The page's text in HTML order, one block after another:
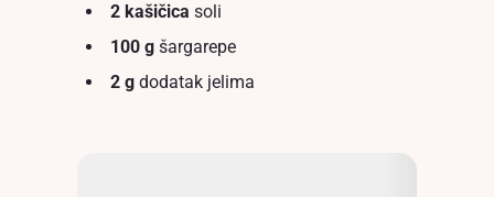
2 kašičica soli
100 g šargarepe
2 g dodatak jelima